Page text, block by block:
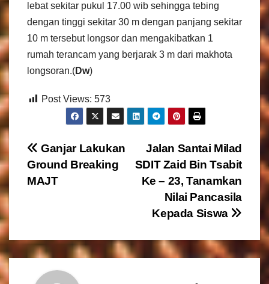
lebat sekitar pukul 17.00 wib sehingga tebing
dengan tinggi sekitar 30 m dengan panjang sekitar
10 m tersebut longsor dan mengakibatkan 1
rumah terancam yang berjarak 3 m dari makhota
longsoran.(Dw)
Post Views: 573
N
a
g
a
Jalan Santai Milad
SDIT Zaid Bin Tsabit
Ke – 23, Tanamkan
Nilai Pancasila
Kepada Siswa
Ganjar Lakukan
Ground Breaking
MAJT